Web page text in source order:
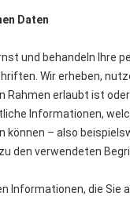
Daten
und behandeln Ihre
Wir erheben,
erlaubt ist
Informationen,
– also
den verwendeten
Informationen, die